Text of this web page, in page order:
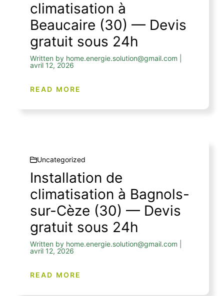
climatisation à
Beaucaire (30) — Devis
gratuit sous 24h
Written by home.energie.solution@gmail.com |
avril 12, 2026
READ MORE
Uncategorized
Installation de
climatisation à Bagnols-
sur-Cèze (30) — Devis
gratuit sous 24h
Written by home.energie.solution@gmail.com |
avril 12, 2026
READ MORE